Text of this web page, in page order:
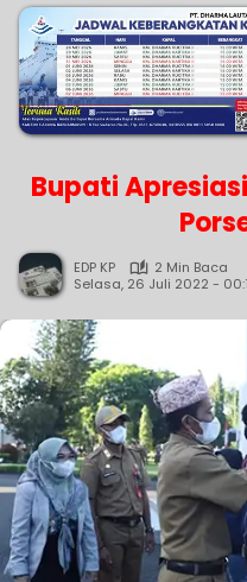
Bupati
EDP KP
2 Min Baca
Selasa, 26 Juli 2022 -